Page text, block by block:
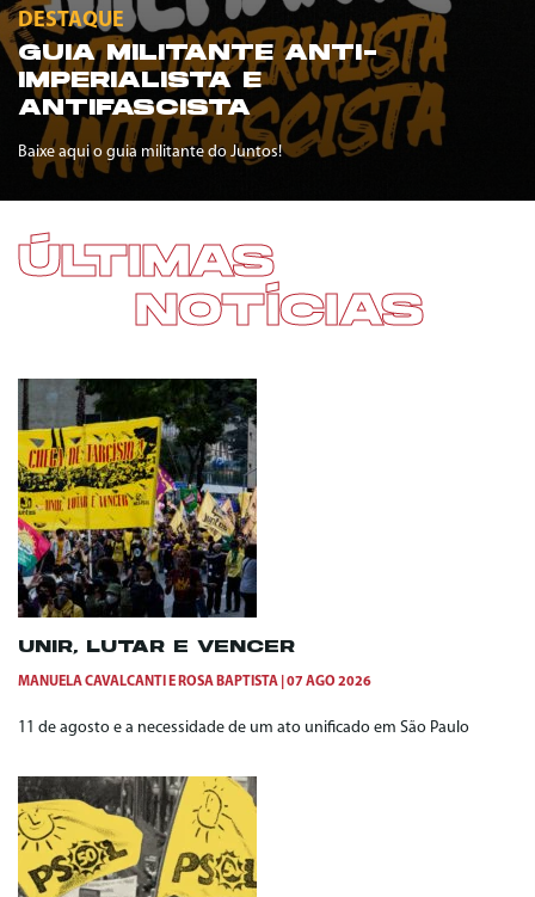
DESTAQUE
GUIA MILITANTE ANTI-
IMPERIALISTA E
ANTIFASCISTA
Baixe aqui o guia militante do Juntos!
ÚLTIMAS
NOTÍCIAS
UNIR, LUTAR E VENCER
MANUELA CAVALCANTI E ROSA BAPTISTA 07 AGO 2026
11 de agosto e a necessidade de um ato unificado em São Paulo